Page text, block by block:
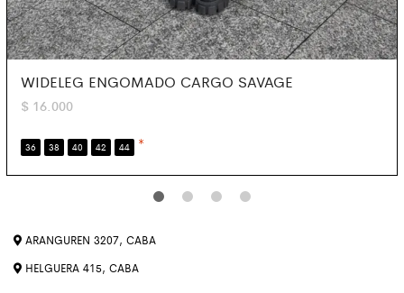
WIDELEG ENGOMADO CARGO SAVAGE
$ 16.000
36 38 40 42 44 *
ARANGUREN 3207, CABA
HELGUERA 415, CABA